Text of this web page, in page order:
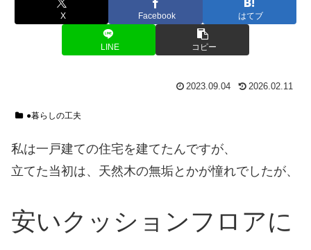
X Facebook はてブ
LINE コピー
2023.09.04 2026.02.11
●暮らしの工夫
私は一戸建ての住宅を建てたんですが、
立てた当初は、天然木の無垢とかが憧れでしたが、
安いクッションフロアに